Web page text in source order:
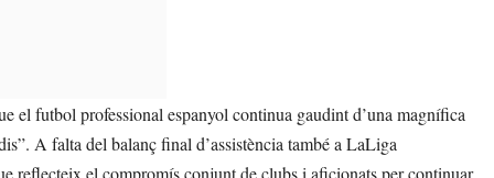
el futbol professional espanyol continua gaudint d’una magnífica
A falta del balanç final d’assistència també a LaLiga
reflecteix el compromís conjunt de clubs i aficionats per continuar